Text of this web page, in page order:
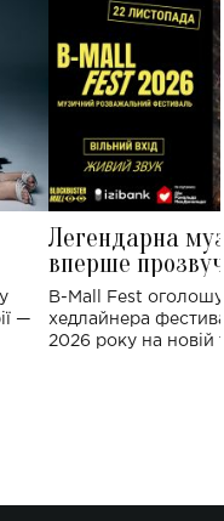
—
Легендарна
вперше
Україні: де
B-Mall Fest
хедлайнера
2026 року на новій